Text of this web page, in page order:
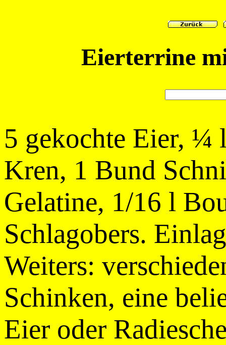
Eierterrine
5 gekochte Eier, ¼
Kren, 1 Bund
Gelatine, 1/16 l
Schlagobers.
Weiters:
Schinken, eine
Eier oder